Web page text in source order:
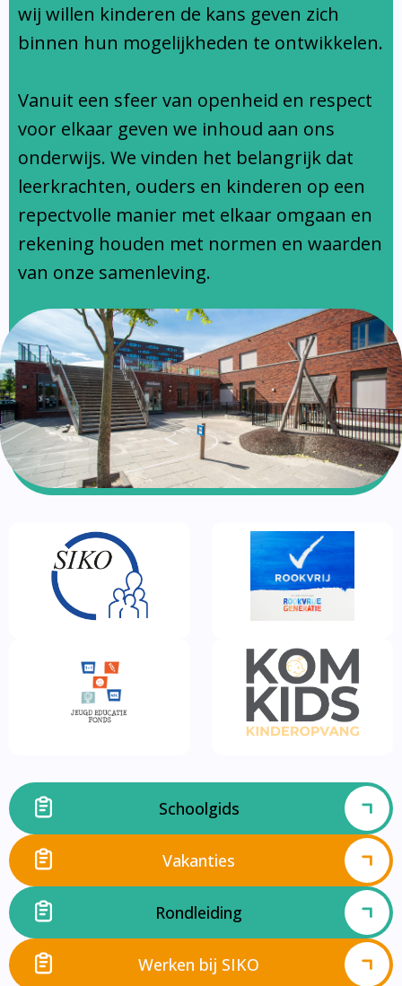
Ondersteuningsprofiel
wij willen kinderen de kans geven zich
binnen hun mogelijkheden te ontwikkelen.
Vanuit een sfeer van openheid en respect
voor elkaar geven we inhoud aan ons
onderwijs. We vinden het belangrijk dat
leerkrachten, ouders en kinderen op een
repectvolle manier met elkaar omgaan en
rekening houden met normen en waarden
van onze samenleving.
Schoolgids
Vakanties
Rondleiding
Werken bij SIKO